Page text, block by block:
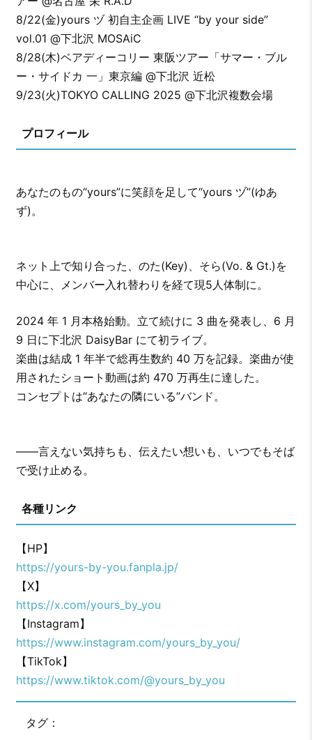
8/22(金)yours ヅ 初自主企画 LIVE “by your side”
vol.01 @下北沢 MOSAiC
8/28(木)ベアディーコリー 東阪ツアー「サマー・ブル
ー・サイドカ 一」東京編 @下北沢 近松
9/23(火)TOKYO CALLING 2025 @下北沢複数会場
プロフィール
あなたのもの“yours”に笑顔を足して“yours ヅ”(ゆあ
ず)。
ネット上で知り合った、のた(Key)、そら(Vo. & Gt.)を
中心に、メンバー入れ替わりを経て現5人体制に。
2024 年 1 月本格始動。立て続けに 3 曲を発表し、6 月
9 日に下北沢 DaisyBar にて初ライブ。
楽曲は結成 1 年半で総再生数約 40 万を記録。楽曲が使
用されたショート動画は約 470 万再生に達した。
コンセプトは“あなたの隣にいる”バンド。
――言えない気持ちも、伝えたい想いも、いつでもそば
で受け止める。
各種リンク
【HP】
https://yours-by-you.fanpla.jp/
【X】
https://x.com/yours_by_you
【Instagram】
https://www.instagram.com/yours_by_you/
【TikTok】
https://www.tiktok.com/@yours_by_you
タグ：